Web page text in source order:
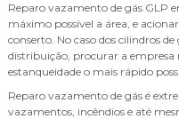
Reparo vazamento de gás GLP
máximo possível a área, e
conserto. No caso dos cilindros
distribuição, procurar a empresa
estanqueidade o mais rápido
Reparo vazamento de gás é
vazamentos, incêndios e até